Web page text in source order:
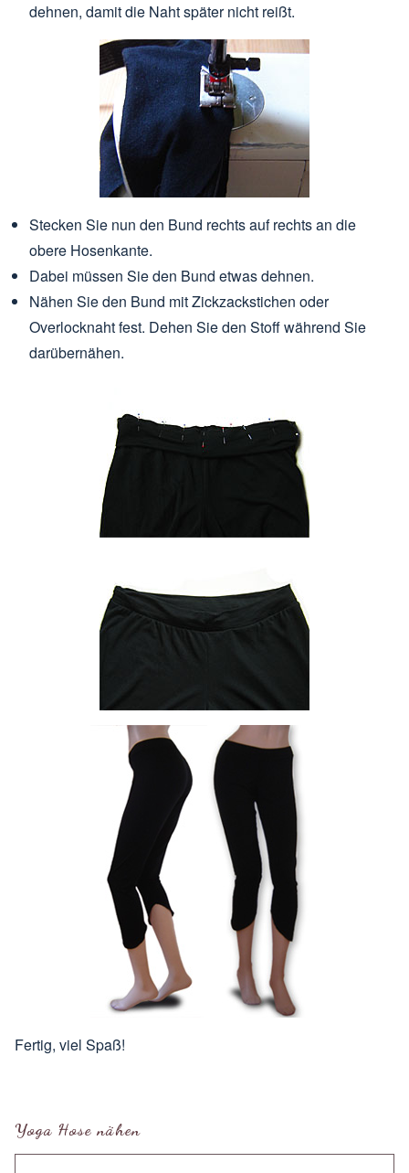
dehnen, damit die Naht später nicht reißt.
Stecken Sie nun den Bund rechts auf rechts an die
obere Hosenkante.
Dabei müssen Sie den Bund etwas dehnen.
Nähen Sie den Bund mit Zickzackstichen oder
Overlocknaht fest. Dehen Sie den Stoff während Sie
darübernähen.
Fertig, viel Spaß!
Yoga Hose nähen